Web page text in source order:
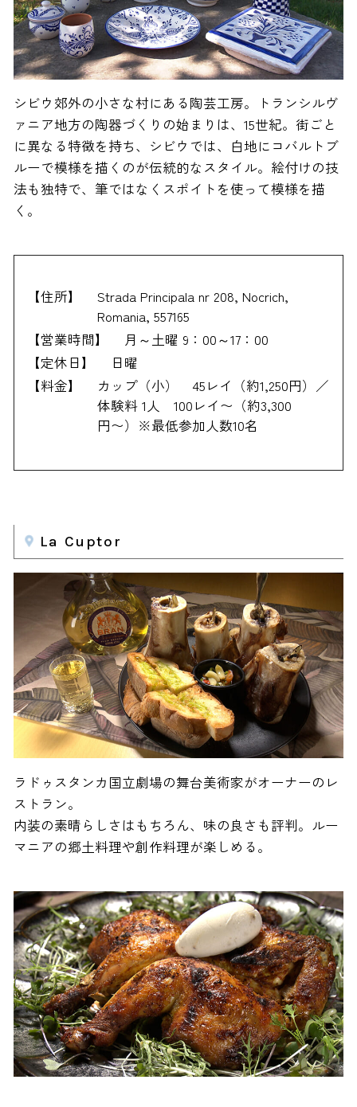
シビウ郊外の小さな村にある陶芸工房。トランシルヴ
ァニア地方の陶器づくりの始まりは、15世紀。街ごと
に異なる特徴を持ち、シビウでは、白地にコバルトブ
ルーで模様を描くのが伝統的なスタイル。絵付けの技
法も独特で、筆ではなくスポイトを使って模様を描
く。
【住所】
Strada Principala nr 208, Nocrich,
Romania, 557165
【営業時間】
月～土曜 9：00～17：00
【定休日】
日曜
【料金】
カップ（小） 45レイ（約1,250円）／
体験料 1人 100レイ〜（約3,300
円〜）※最低参加人数10名
La Cuptor
ラドゥスタンカ国立劇場の舞台美術家がオーナーのレ
ストラン。
内装の素晴らしさはもちろん、味の良さも評判。ルー
マニアの郷土料理や創作料理が楽しめる。